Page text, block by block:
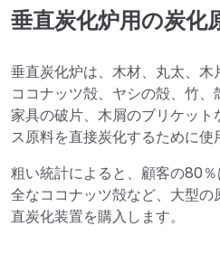
垂直炭化炉用の炭化
垂直炭化炉は、木材、丸太、木
ココナッツ殻、ヤシの殻、竹
家具の破片、木屑のブリケッ
ス原料を直接炭化するために使
粗い統計によると、顧客の80
全なココナッツ殻など、大型
直炭化装置を購入します。